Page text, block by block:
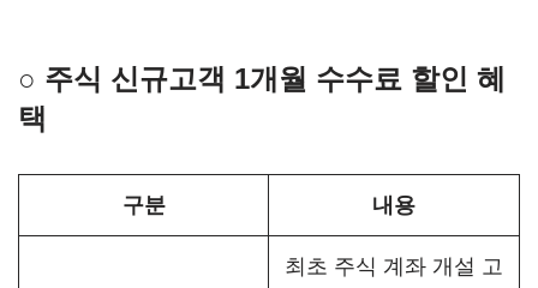
○ 주식 신규고객 1개월 수수료 할인 혜
택
구분 내용
최초 주식 계좌 개설 고